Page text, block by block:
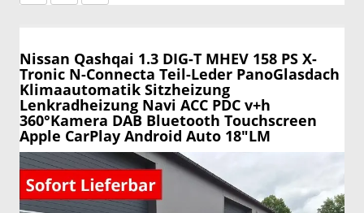
Nissan Qashqai 1.3 DIG-T MHEV 158 PS X-
Tronic N-Connecta Teil-Leder PanoGlasdach
Klimaautomatik Sitzheizung
Lenkradheizung Navi ACC PDC v+h
360°Kamera DAB Bluetooth Touchscreen
Apple CarPlay Android Auto 18"LM